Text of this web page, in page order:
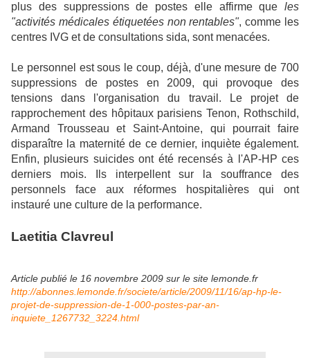
plus des suppressions de postes elle affirme que les
"activités médicales étiquetées non rentables", comme les
centres IVG et de consultations sida, sont menacées.
Le personnel est sous le coup, déjà, d'une mesure de 700
suppressions de postes en 2009, qui provoque des
tensions dans l'organisation du travail. Le projet de
rapprochement des hôpitaux parisiens Tenon, Rothschild,
Armand Trousseau et Saint-Antoine, qui pourrait faire
disparaître la maternité de ce dernier, inquiète également.
Enfin, plusieurs suicides ont été recensés à l'AP-HP ces
derniers mois. Ils interpellent sur la souffrance des
personnels face aux réformes hospitalières qui ont
instauré une culture de la performance.
Laetitia Clavreul
Article publié le 16 novembre 2009 sur le site lemonde.fr
http://abonnes.lemonde.fr/societe/article/2009/11/16/ap-hp-le-
projet-de-suppression-de-1-000-postes-par-an-
inquiete_1267732_3224.html